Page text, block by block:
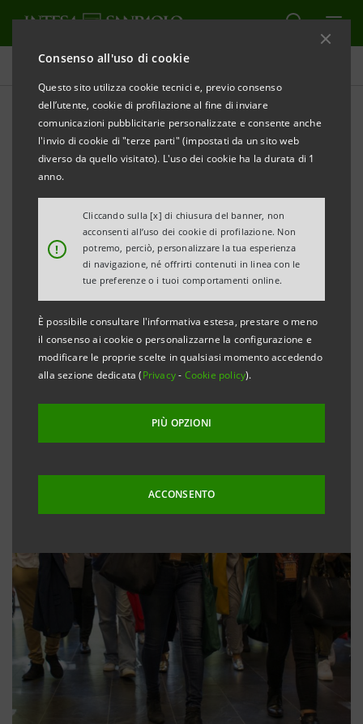
Consenso all'uso di cookie
Questo sito utilizza cookie tecnici e, previo consenso
dell’utente, cookie di profilazione al fine di inviare
comunicazioni pubblicitarie personalizzate e consente anche
l'invio di cookie di "terze parti" (impostati da un sito web
diverso da quello visitato). L'uso dei cookie ha la durata di 1
anno.
!
Cliccando sulla [x] di chiusura del banner, non
acconsenti all’uso dei cookie di profilazione. Non
potremo, perciò, personalizzare la tua esperienza
di navigazione, né offrirti contenuti in linea con le
tue preferenze o i tuoi comportamenti online.
È possibile consultare l'informativa estesa, prestare o meno
il consenso ai cookie o personalizzarne la configurazione e
modificare le proprie scelte in qualsiasi momento accedendo
alla sezione dedicata (Privacy- Cookie policy).
PIÙ OPZIONI
ACCONSENTO
Tutti i progetti
EDUCAZIONE
Università e Ricerca
scientifica: il nostro
impegno per il Paese